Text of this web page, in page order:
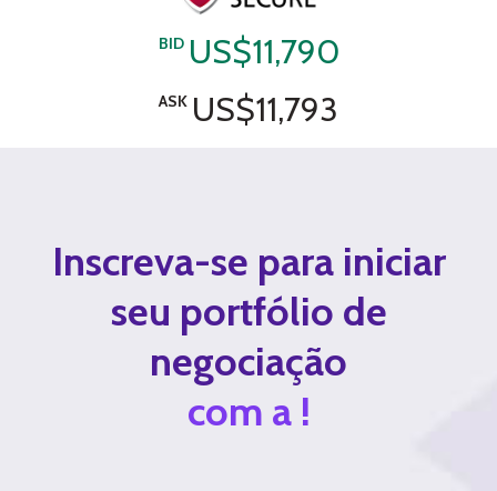
BID US$11,790
ASK US$11,793
Inscreva-se para iniciar
seu portfólio de
negociação
com a !